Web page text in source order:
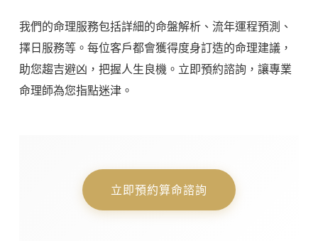
我們的命理服務包括詳細的命盤解析、流年運程預測、
擇日服務等。每位客戶都會獲得度身訂造的命理建議，
助您趨吉避凶，把握人生良機。立即預約諮詢，讓專業
命理師為您指點迷津。
立即預約算命諮詢